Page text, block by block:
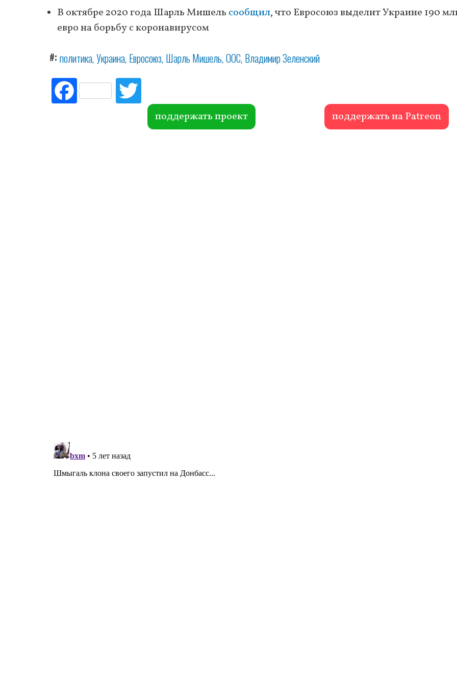
В октябре 2020 года Шарль Мишель сообщил, что Евросоюз выделит Украине 190
евро на борьбу с коронавирусом
# политика Украина Евросоюз Шарль Мишель ООС Владимир Зеленский
Fac
ebo itte
r поддержать проект поддержать на Patreon